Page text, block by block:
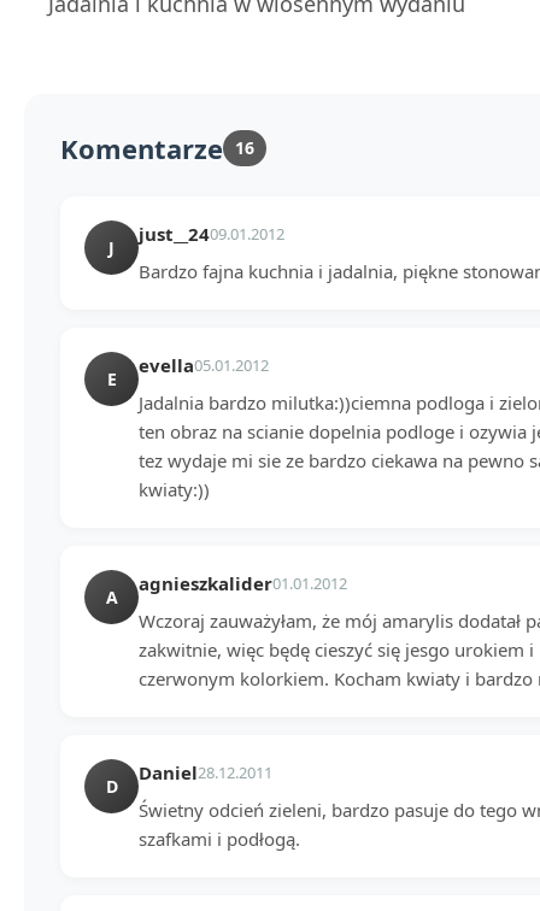
Komentarze 16
J
just__2409.01.2012
Bardzo fajna kuchnia i jadalnia, piękne
E
evella05.01.2012
Jadalnia bardzo milutka:))ciemna podloga i
ten obraz na scianie dopelnia podloge i ozywia
tez wydaje mi sie ze bardzo ciekawa na pewno
kwiaty:))
A
agnieszkalider01.01.2012
Wczoraj zauważyłam, że mój amarylis dodatał
zakwitnie, więc będę cieszyć się jesgo urokiem
czerwonym kolorkiem. Kocham kwiaty i
D
Daniel28.12.2011
Świetny odcień zieleni, bardzo pasuje do tego
szafkami i podłogą.